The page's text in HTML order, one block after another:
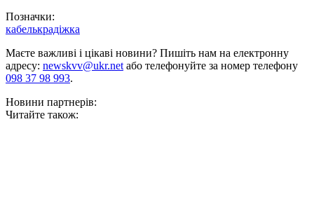
Позначки:
кабелькрадіжка
Маєте важливі і цікаві новини? Пишіть нам на електронну
адресу: newskvv@ukr.netабо телефонуйте за номер телефону
098 37 98 993.
Новини партнерів:
Читайте також: